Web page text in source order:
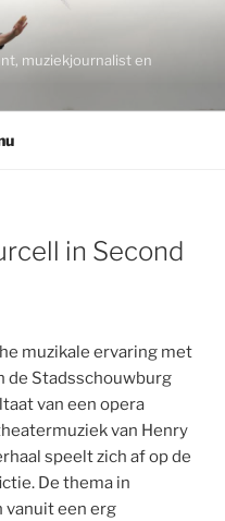
muziekjournalist en
in Second
muzikale ervaring met
de Stadsschouwburg
van een opera
van Henry
speelt zich af op de
De thema in
vanuit een erg